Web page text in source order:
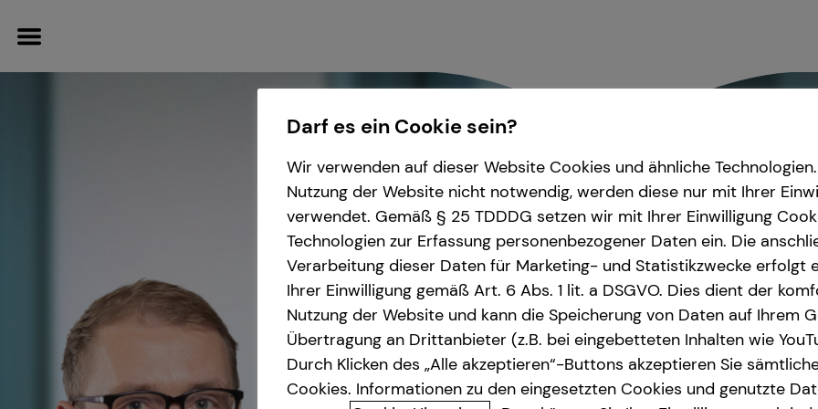
Über tecis
Podcast
teamzukunft
Spezialisten-Netzwerk
Investment
Altersvorsorge
Überblick
Krankenzusatzversicherung
Private
Darf es ein Cookie sein?
Wir verwenden auf dieser Website Cookies und ähnliche
Nutzung der Website nicht notwendig, werden diese nur mit Ihrer
verwendet. Gemäß § 25 TDDDG setzen wir mit Ihrer Einwilligung
Technologien zur Erfassung personenbezogener Daten ein. Die
Verarbeitung dieser Daten für Marketing- und Statistikzwecke erfolgt
Ihrer Einwilligung gemäß Art. 6 Abs. 1 lit. a DSGVO. Dies dient der
Nutzung der Website und kann die Speicherung von Daten auf Ihrem
Übertragung an Drittanbieter (z.B. bei eingebetteten Inhalten wie
Durch Klicken des „Alle akzeptieren“-Buttons akzeptieren Sie
Cookies. Informationen zu den eingesetzten Cookies und genutzte